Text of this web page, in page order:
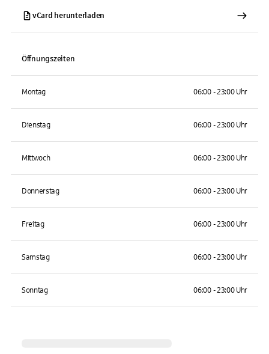
vCard herunterladen
Öffnungszeiten
Montag 06:00 - 23:00 Uhr
Dienstag 06:00 - 23:00 Uhr
Mittwoch 06:00 - 23:00 Uhr
Donnerstag 06:00 - 23:00 Uhr
Freitag 06:00 - 23:00 Uhr
Samstag 06:00 - 23:00 Uhr
Sonntag 06:00 - 23:00 Uhr